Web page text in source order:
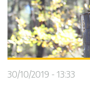
30/10/2019 - 13:33